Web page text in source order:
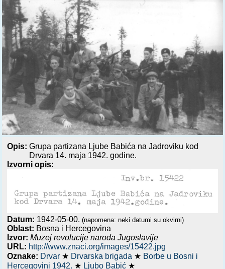
Opis:Grupa partizana Ljube Babića na Jadroviku kod
Drvara 14. maja 1942. godine.
Izvorni opis:
Datum: 1942-05-00. (napomena: neki datumi su okvirni)
Oblast: Bosna i Hercegovina
Izvor: Muzej revolucije naroda Jugoslavije
URL: http://www.znaci.org/images/15422.jpg
Oznake: Drvar ★ Drvarska brigada ★ Borbe u Bosni i
Hercegovini 1942. ★ Ljubo Babić ★